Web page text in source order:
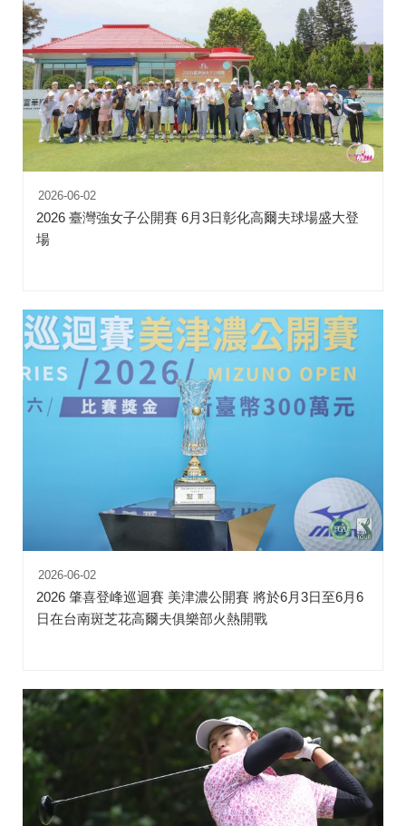
2026-06-02
2026 臺灣強女子公開賽 6月3日彰化高爾夫球場盛大登
場
2026-06-02
2026 肇喜登峰巡迴賽 美津濃公開賽 將於6月3日至6月6
日在台南斑芝花高爾夫俱樂部火熱開戰